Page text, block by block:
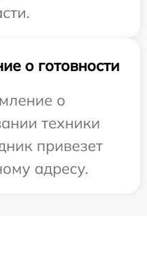
о готовности
о
техники
привезет
адресу.